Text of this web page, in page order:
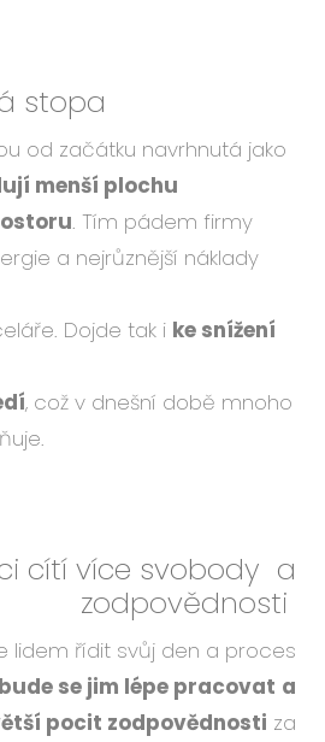
stopa
od začátku navrhnutá jako
menší plochu
. Tím pádem firmy
a nejrůznější náklady
Dojde tak i ke snížení
, což v dnešní době mnoho
cítí více svobody a
zodpovědnosti
lidem řídit svůj den a proces
bude se jim lépe pracovat a
pocit zodpovědnosti za